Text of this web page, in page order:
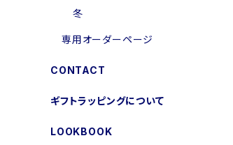
冬
専用オーダーページ
CONTACT
ギフトラッピングについて
LOOKBOOK